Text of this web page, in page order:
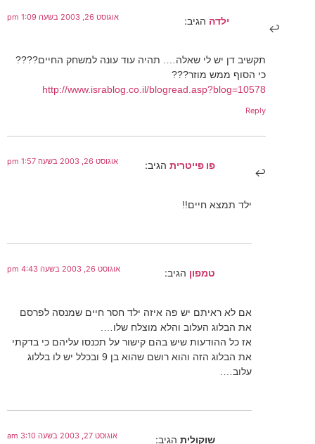
ילדה הגיב: אוגוסט 26, 2003 בשעה 1:09 pm
תקשיב דן יש לי שאלה…. תהיה עוד עונה למשחק החיים????
כי הסוף ממש מוזר???
http://www.israblog.co.il/blogread.asp?blog=10578
Reply
פו פייטרית הגיב: אוגוסט 26, 2003 בשעה 1:57 pm
ילד תמצא חיים!!
טמפון הגיב: אוגוסט 26, 2003 בשעה 4:43 pm
אם לא ראיתם יש פה איזה ילד חסר חיים שמנסה לפרסם
את הבלוג העלוב והלא מוצלח שלו….
אז כל ההודעות שיש בהם קישור על תכנסו עליהם כי בדקתי
את הבלוג הזה והוא רושם שהוא בן 9 ובכלל יש לו בללוג
עלוב….
שוקולית הגיב: אוגוסט 27, 2003 בשעה 3:10 am